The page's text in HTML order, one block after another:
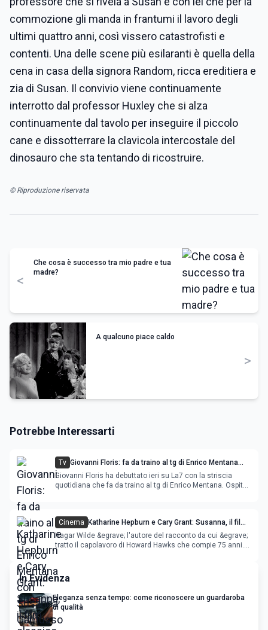
commozione gli manda in frantumi il lavoro degli
ultimi quattro anni, così vissero catastrofisti e
contenti. Una delle scene più esilaranti è quella della
cena in casa della signora Random, ricca ereditiera e
zia di Susan. Il convivio viene continuamente
interrotto dal professor Huxley che si alza
continuamente dal tavolo per inseguire il piccolo
cane e dissotterrare la clavicola intercostale del
dinosauro che sta tentando di ricostruire.
© Riproduzione riservata
<
Che cosa è successo tra mio padre e tua
madre?
A qualcuno piace caldo
>
Potrebbe Interessarti
Tv Giovanni Floris: fa da traino al tg di Enrico Mentana
con Susanna Camusso a 'DiciannovEquaranta'
Giovanni Floris ha debuttato ieri su La7 con la striscia
quotidiana che fa da traino al tg di Enrico Mentana. Ospite
Cinema
Katharine Hepburn e Cary Grant: Susanna, il film
classico di Howard Hawks
Hagar Wilde &egrave; l'autore del racconto da cui &egrave;
tratto il capolavoro di Howard Hawks che compie 75 anni.
Ma lo stesso regista depista i fatti
In Evidenza
Eleganza senza tempo: come riconoscere un guardaroba
di qualità